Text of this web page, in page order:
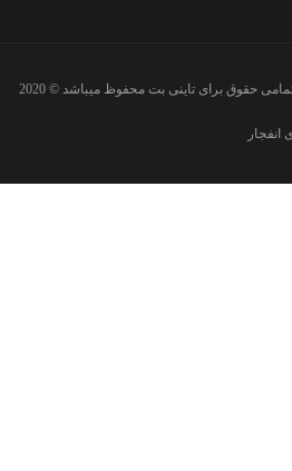
برای تاینی بت محفوظ میباشد © 2020